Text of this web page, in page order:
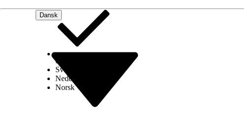
Dansk
Select Org
Svenska
Nederlands
Norsk